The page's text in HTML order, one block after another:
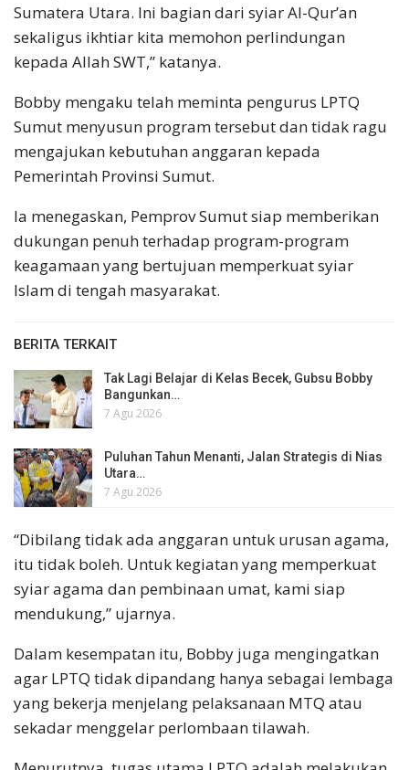
Sumatera Utara. Ini bagian dari syiar Al-Qur’an
sekaligus ikhtiar kita memohon perlindungan
kepada Allah SWT,” katanya.
Bobby mengaku telah meminta pengurus LPTQ
Sumut menyusun program tersebut dan tidak ragu
mengajukan kebutuhan anggaran kepada
Pemerintah Provinsi Sumut.
Ia menegaskan, Pemprov Sumut siap memberikan
dukungan penuh terhadap program-program
keagamaan yang bertujuan memperkuat syiar
Islam di tengah masyarakat.
BERITA TERKAIT
Tak Lagi Belajar di Kelas Becek, Gubsu Bobby
Bangunkan…
7 Agu 2026
Puluhan Tahun Menanti, Jalan Strategis di Nias
Utara…
7 Agu 2026
“Dibilang tidak ada anggaran untuk urusan agama,
itu tidak boleh. Untuk kegiatan yang memperkuat
syiar agama dan pembinaan umat, kami siap
mendukung,” ujarnya.
Dalam kesempatan itu, Bobby juga mengingatkan
agar LPTQ tidak dipandang hanya sebagai lembaga
yang bekerja menjelang pelaksanaan MTQ atau
sekadar menggelar perlombaan tilawah.